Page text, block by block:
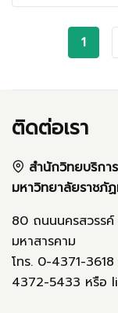
1
ติดต่อเรา
สำนักวิทยบริกา
มหาวิทยาลัยราชภั
80 ถนนนครสวรร
มหาสารคาม
โทร. 0-4371-
4372-5433 หรือ